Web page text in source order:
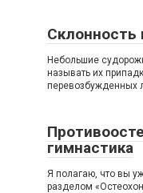
Склонность
Небольшие
называть их
перевозбужденных
гимнастика
Я полагаю, что вы
разделом